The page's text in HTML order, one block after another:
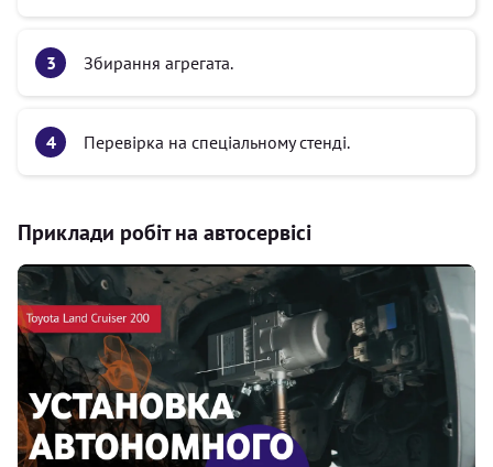
Збирання агрегата.
Перевірка на спеціальному стенді.
Приклади робіт на автосервісі